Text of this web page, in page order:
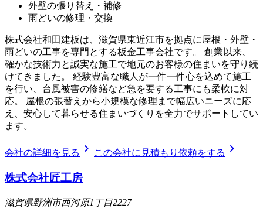
外壁の張り替え・補修
雨どいの修理・交換
株式会社和田建板は、滋賀県東近江市を拠点に屋根・外壁・
雨どいの工事を専門とする板金工事会社です。 創業以来、
確かな技術力と誠実な施工で地元のお客様の住まいを守り続
けてきました。 経験豊富な職人が一件一件心を込めて施工
を行い、台風被害の修繕など急を要する工事にも柔軟に対
応。 屋根の張替えから小規模な修理まで幅広いニーズに応
え、安心して暮らせる住まいづくりを全力でサポートしてい
ます。
会社の詳細を見る chevron_right この会社に見積もり依頼をする chevron_right
株式会社匠工房
滋賀県野洲市西河原1丁目2227